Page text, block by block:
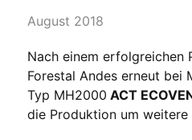
August 2018
Nach einem erfolgreichen
Forestal Andes erneut bei
Typ MH2000 ACT
die Produktion um weitere